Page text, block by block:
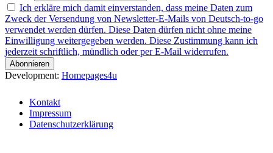
Ich erkläre mich damit einverstanden, dass meine Daten zum
Zweck der Versendung von Newsletter-E-Mails von Deutsch-to-go
verwendet werden dürfen. Diese Daten dürfen nicht ohne meine
Einwilligung weitergegeben werden. Diese Zustimmung kann ich
jederzeit schriftlich, mündlich oder per E-Mail widerrufen.
Development: Homepages4u
Kontakt
Impressum
Datenschutzerklärung